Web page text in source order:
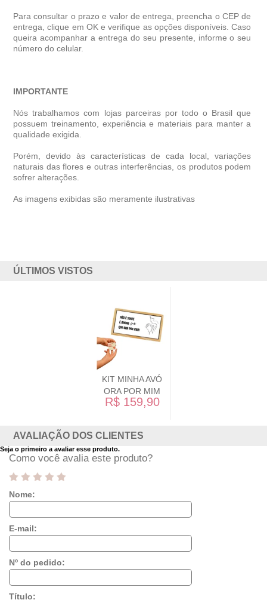
Para consultar o prazo e valor de entrega, preencha o CEP de
entrega, clique em OK e verifique as opções disponíveis. Caso
queira acompanhar a entrega do seu presente, informe o seu
número do celular.
IMPORTANTE
Nós trabalhamos com lojas parceiras por todo o Brasil que
possuem treinamento, experiência e materiais para manter a
qualidade exigida.
Porém, devido às características de cada local, variações
naturais das flores e outras interferências, os produtos podem
sofrer alterações.
As imagens exibidas são meramente ilustrativas
ÚLTIMOS VISTOS
KIT MINHA AVÓ
ORA POR MIM
R$ 159,90
AVALIAÇÃO DOS CLIENTES
Seja o primeiro a avaliar esse produto.
Como você avalia este produto?
Nome:
E-mail:
Nº do pedido:
Título: